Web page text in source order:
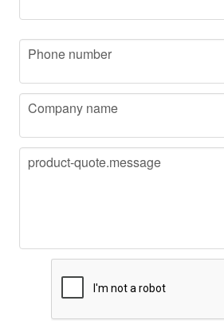
phone
Phone number
company
Company name
message
product-quote.message